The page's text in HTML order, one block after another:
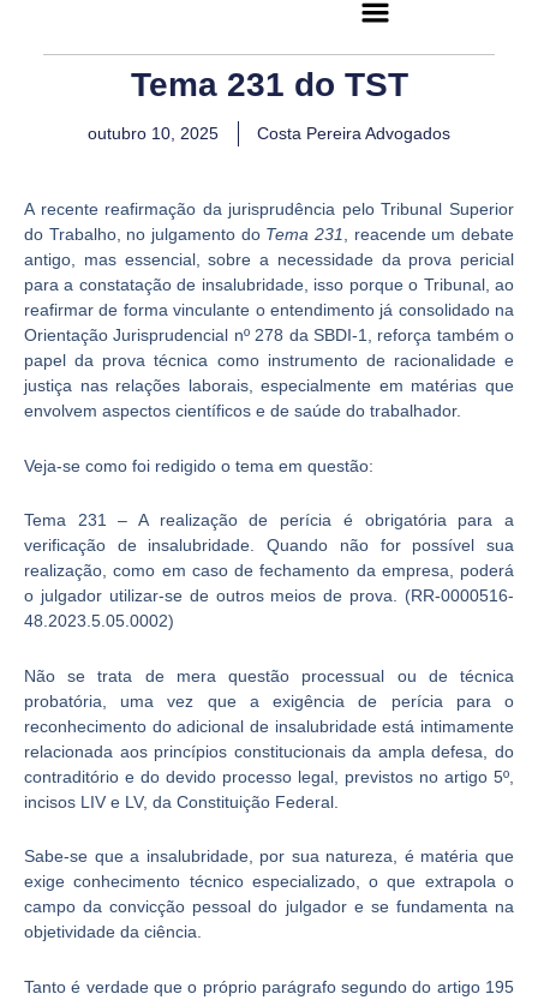
Menu
Tema 231 do TST
outubro 10, 2025 Costa Pereira Advogados
A recente reafirmação da jurisprudência pelo Tribunal Superior
do Trabalho, no julgamento do Tema 231, reacende um debate
antigo, mas essencial, sobre a necessidade da prova pericial
para a constatação de insalubridade, isso porque o Tribunal, ao
reafirmar de forma vinculante o entendimento já consolidado na
Orientação Jurisprudencial nº 278 da SBDI-1, reforça também o
papel da prova técnica como instrumento de racionalidade e
justiça nas relações laborais, especialmente em matérias que
envolvem aspectos científicos e de saúde do trabalhador.
Veja-se como foi redigido o tema em questão:
Tema 231 – A realização de perícia é obrigatória para a
verificação de insalubridade. Quando não for possível sua
realização, como em caso de fechamento da empresa, poderá
o julgador utilizar-se de outros meios de prova. (RR-0000516-
48.2023.5.05.0002)
Não se trata de mera questão processual ou de técnica
probatória, uma vez que a exigência de perícia para o
reconhecimento do adicional de insalubridade está intimamente
relacionada aos princípios constitucionais da ampla defesa, do
contraditório e do devido processo legal, previstos no artigo 5º,
incisos LIV e LV, da Constituição Federal.
Sabe-se que a insalubridade, por sua natureza, é matéria que
exige conhecimento técnico especializado, o que extrapola o
campo da convicção pessoal do julgador e se fundamenta na
objetividade da ciência.
Tanto é verdade que o próprio parágrafo segundo do artigo 195